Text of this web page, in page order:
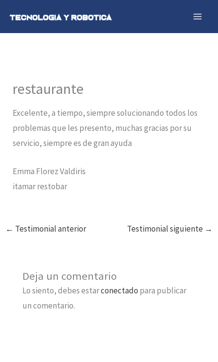
restaurante
Excelente, a tiempo, siempre solucionando todos los
problemas que les presento, muchas gracias por su
servicio, siempre es de gran ayuda
Emma Florez Valdiris
itamar restobar
← Testimonial anterior Testimonial siguiente →
Deja un comentario
Lo siento, debes estarconectado para publicar
un comentario.